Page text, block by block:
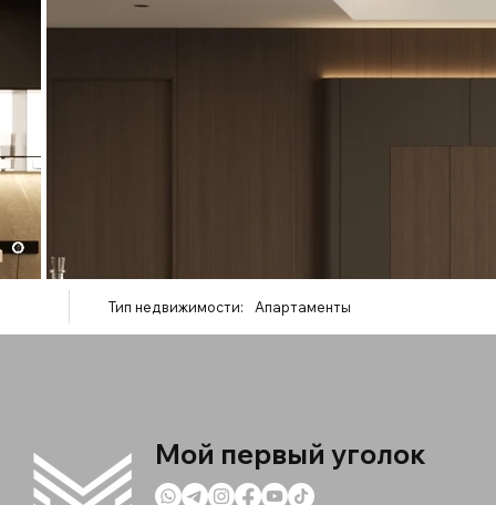
Тип недвижимости: Апартаменты
Мой первый уголок